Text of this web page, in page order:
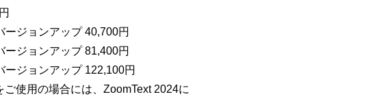
ジョンアップ 40,700円
ジョンアップ 81,400円
ジョンアップ 122,100円
使用の場合には、ZoomText 2024に